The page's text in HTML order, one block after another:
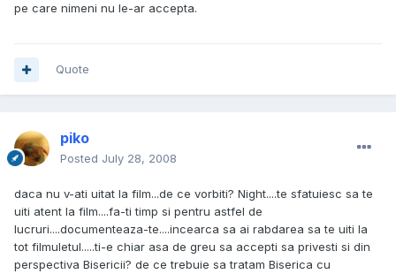
pe care nimeni nu le-ar accepta.
Quote
piko
Posted July 28, 2008
daca nu v-ati uitat la film...de ce vorbiti? Night....te sfatuiesc sa te
uiti atent la film....fa-ti timp si pentru astfel de
lucruri....documenteaza-te....incearca sa ai rabdarea sa te uiti la
tot filmuletul.....ti-e chiar asa de greu sa accepti sa privesti si din
perspectiva Bisericii? de ce trebuie sa tratam Biserica cu